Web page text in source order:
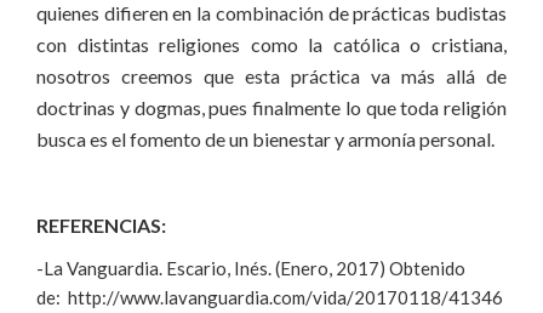
quienes difieren en la combinación de prácticas budistas
con distintas religiones como la católica o cristiana,
nosotros creemos que esta práctica va más allá de
doctrinas y dogmas, pues finalmente lo que toda religión
busca es el fomento de un bienestar y armonía personal.
REFERENCIAS:
-La Vanguardia. Escario, Inés. (Enero, 2017) Obtenido
de: http://www.lavanguardia.com/vida/20170118/41346